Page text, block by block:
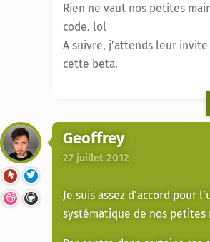
Rien ne vaut nos petites
code. lol
A suivre, j’attends leur
cette beta.
Geoffrey
27 juillet 2012
Je suis assez d’accord pour
systématique de nos petites